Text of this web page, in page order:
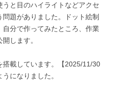
と目のハイライトなどアクセ
題がありました。ドット絵制
分で作ってみたところ、作業
します。
載しています。【2025/11/30
になりました。